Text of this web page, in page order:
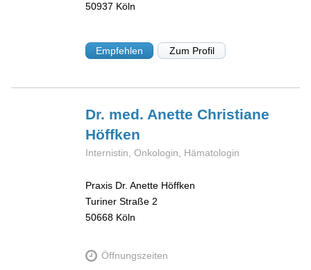
50937 Köln
Empfehlen Zum Profil
Dr. med. Anette Christiane
Höffken
Internistin, Onkologin, Hämatologin
Praxis Dr. Anette Höffken
Turiner Straße 2
50668 Köln
Öffnungszeiten